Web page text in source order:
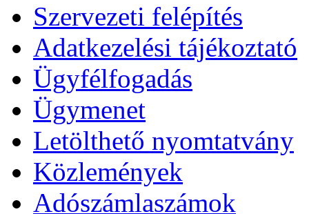
Szervezeti felépítés
Adatkezelési tájékoztató
Ügyfélfogadás
Ügymenet
Letölthető nyomtatvány
Közlemények
Adószámlaszámok